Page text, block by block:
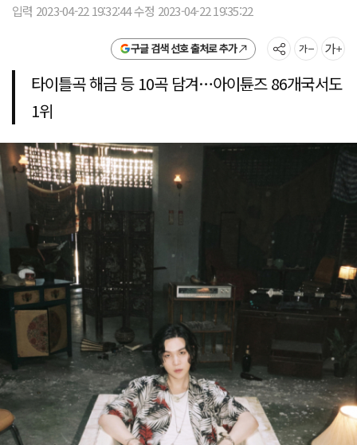
입력 2023-04-22 19:32:44 수정 2023-04-22 19:35:22
구글 검색 선호 출처로 추가
타이틀곡 해금 등 10곡 담겨…아이튠즈 86개국서도
1위